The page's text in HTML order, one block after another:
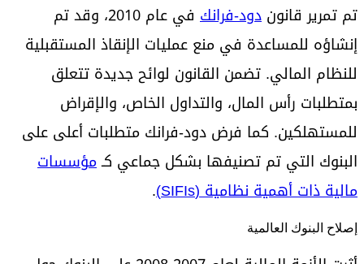
تم تمرير قانون دود-فرانك
في عام 2010، وقد تم
إنشاؤه للمساعدة في منع عمليات الإنقاذ المستقبلية
للنظام المالي. تضمن القانون لوائح جديدة تتعلق
بمتطلبات رأس المال، والتداول الخاص، والإقراض
للمستهلكين. كما فرض دود-فرانك متطلبات أعلى على
البنوك التي تم تصنيفها بشكل جماعي كـمؤسسات
مالية ذات أهمية نظامية (SIFIs)
.
إصلاح البنوك العالمية